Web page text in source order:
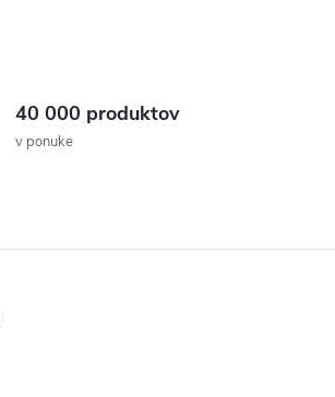
40 000 produktov
v ponuke